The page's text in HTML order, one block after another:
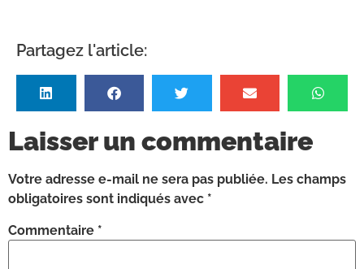
Partagez l'article:
Laisser un commentaire
Votre adresse e-mail ne sera pas publiée. Les champs
obligatoires sont indiqués avec *
Commentaire *